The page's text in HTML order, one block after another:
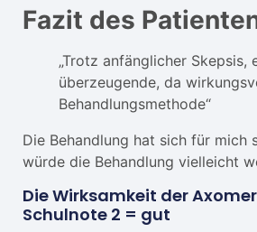
Fazit des
„Trotz anfänglicher Skepsis,
überzeugende, da
Behandlungsmethode“
Die Behandlung hat sich für mich
würde die Behandlung vielleicht
Die Wirksamkeit der
Schulnote 2 = gut